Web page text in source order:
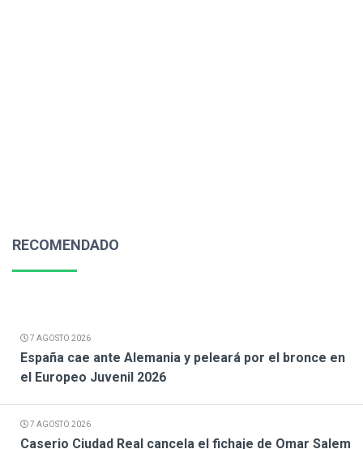
RECOMENDADO
7 AGOSTO 2026
España cae ante Alemania y peleará por el bronce en
el Europeo Juvenil 2026
7 AGOSTO 2026
Caserio Ciudad Real cancela el fichaje de Omar Salem